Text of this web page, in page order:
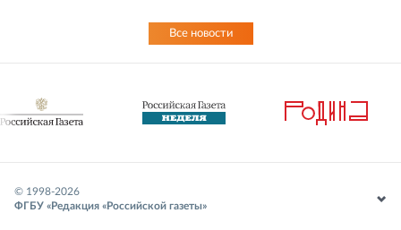
Все новости
© 1998-2026
ФГБУ «Редакция «Российской газеты»